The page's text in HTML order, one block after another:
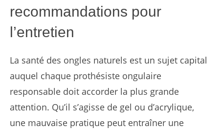
recommandations pour
l’entretien
La santé des ongles naturels est un sujet capital
auquel chaque prothésiste ongulaire
responsable doit accorder la plus grande
attention. Qu’il s’agisse de gel ou d’acrylique,
une mauvaise pratique peut entraîner une